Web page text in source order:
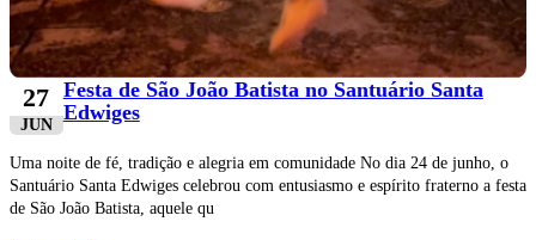
27
JUN
Festa de São João Batista no Santuário Santa
Edwiges
Uma noite de fé, tradição e alegria em comunidade No dia 24 de junho, o
Santuário Santa Edwiges celebrou com entusiasmo e espírito fraterno a festa
de São João Batista, aquele qu